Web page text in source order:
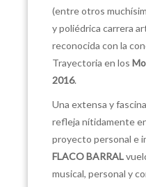
(entre otros
y poliédrica carrera
reconocida con la
Trayectoria en los
2016.
Una extensa y
refleja nítidamente
proyecto personal e
FLACO BARRAL
musical, personal y